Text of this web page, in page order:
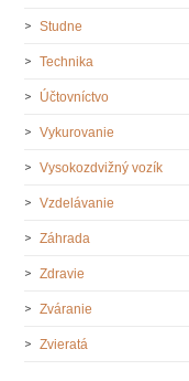
Studne
Technika
Účtovníctvo
Vykurovanie
Vysokozdvižný vozík
Vzdelávanie
Záhrada
Zdravie
Zváranie
Zvieratá